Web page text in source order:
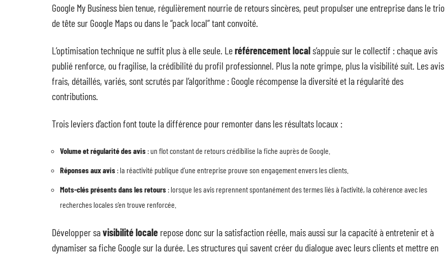
Google My Business bien tenue, régulièrement nourrie de retours sincères, peut propulser une entreprise dans le trio
de tête sur Google Maps ou dans le “pack local” tant convoité.
L’optimisation technique ne suffit plus à elle seule. Leréférencement locals’appuie sur le collectif : chaque avis
publié renforce, ou fragilise, la crédibilité du profil professionnel. Plus la note grimpe, plus la visibilité suit. Les avis
frais, détaillés, variés, sont scrutés par l’algorithme : Google récompense la diversité et la régularité des
contributions.
Trois leviers d’action font toute la différence pour remonter dans les résultats locaux :
Volume et régularité des avis : un flot constant de retours crédibilise la fiche auprès de Google.
Réponses aux avis : la réactivité publique d’une entreprise prouve son engagement envers les clients.
Mots-clés présents dans les retours : lorsque les avis reprennent spontanément des termes liés à l’activité, la cohérence avec les
recherches locales s’en trouve renforcée.
Développer savisibilité locale repose donc sur la satisfaction réelle, mais aussi sur la capacité à entretenir et à
dynamiser sa fiche Google sur la durée. Les structures qui savent créer du dialogue avec leurs clients et mettre en